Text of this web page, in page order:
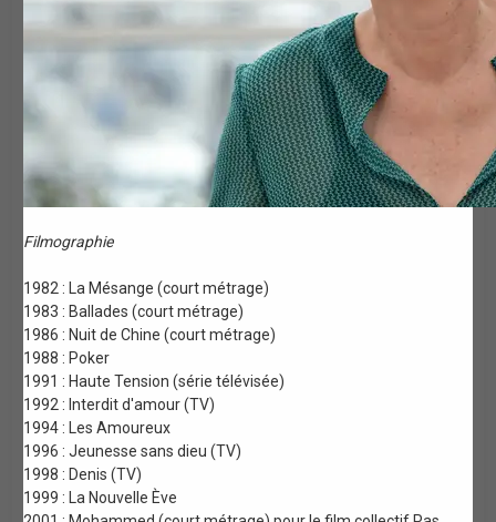
Filmographie
1982 : La Mésange (court métrage)
1983 : Ballades (court métrage)
1986 : Nuit de Chine (court métrage)
1988 : Poker
1991 : Haute Tension (série télévisée)
1992 : Interdit d'amour (TV)
1994 : Les Amoureux
1996 : Jeunesse sans dieu (TV)
1998 : Denis (TV)
1999 : La Nouvelle Ève